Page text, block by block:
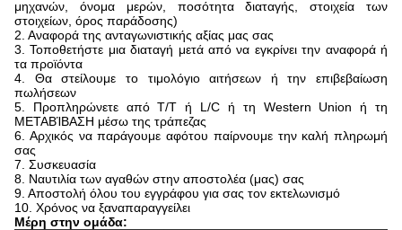
μηχανών, όνομα μερών, ποσότητα διαταγής, στοιχεία των
στοιχείων, όρος παράδοσης)
2. Αναφορά της ανταγωνιστικής αξίας μας σας
3. Τοποθετήστε μια διαταγή μετά από να εγκρίνει την αναφορά ή
τα προϊόντα
4. Θα στείλουμε το τιμολόγιο αιτήσεων ή την επιβεβαίωση
πωλήσεων
5. Προπληρώνετε από T/T ή L/C ή τη Western Union ή τη
ΜΕΤΑΒΊΒΑΣΗ μέσω της τράπεζας
6. Αρχικός να παράγουμε αφότου παίρνουμε την καλή πληρωμή
σας
7. Συσκευασία
8. Ναυτιλία των αγαθών στην αποστολέα (μας) σας
9. Αποστολή όλου του εγγράφου για σας τον εκτελωνισμό
10. Χρόνος να ξαναπαραγγείλει
Μέρη στην ομάδα: